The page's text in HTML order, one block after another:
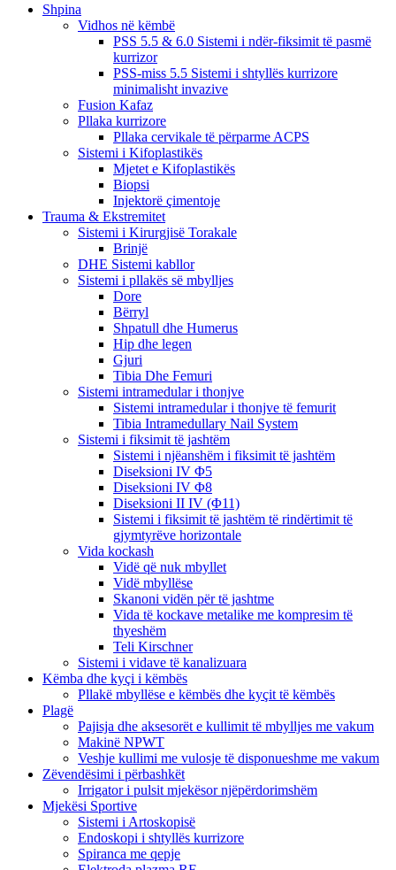
Shpina
Vidhos në këmbë
PSS 5.5 & 6.0 Sistemi i ndër-fiksimit të pasmë
kurrizor
PSS-miss 5.5 Sistemi i shtyllës kurrizore
minimalisht invazive
Fusion Kafaz
Pllaka kurrizore
Pllaka cervikale të përparme ACPS
Sistemi i Kifoplastikës
Mjetet e Kifoplastikës
Biopsi
Injektorë çimentoje
Trauma & Ekstremitet
Sistemi i Kirurgjisë Torakale
Brinjë
DHE Sistemi kabllor
Sistemi i pllakës së mbylljes
Dore
Bërryl
Shpatull dhe Humerus
Hip dhe legen
Gjuri
Tibia Dhe Femuri
Sistemi intramedular i thonjve
Sistemi intramedular i thonjve të femurit
Tibia Intramedullary Nail System
Sistemi i fiksimit të jashtëm
Sistemi i njëanshëm i fiksimit të jashtëm
Diseksioni IV Φ5
Diseksioni IV Φ8
Diseksioni II IV (Φ11)
Sistemi i fiksimit të jashtëm të rindërtimit të
gjymtyrëve horizontale
Vida kockash
Vidë që nuk mbyllet
Vidë mbyllëse
Skanoni vidën për të jashtme
Vida të kockave metalike me kompresim të
thyeshëm
Teli Kirschner
Sistemi i vidave të kanalizuara
Këmba dhe kyçi i këmbës
Pllakë mbyllëse e këmbës dhe kyçit të këmbës
Plagë
Pajisja dhe aksesorët e kullimit të mbylljes me vakum
Makinë NPWT
Veshje kullimi me vulosje të disponueshme me vakum
Zëvendësimi i përbashkët
Irrigator i pulsit mjekësor njëpërdorimshëm
Mjekësi Sportive
Sistemi i Artoskopisë
Endoskopi i shtyllës kurrizore
Spiranca me qepje